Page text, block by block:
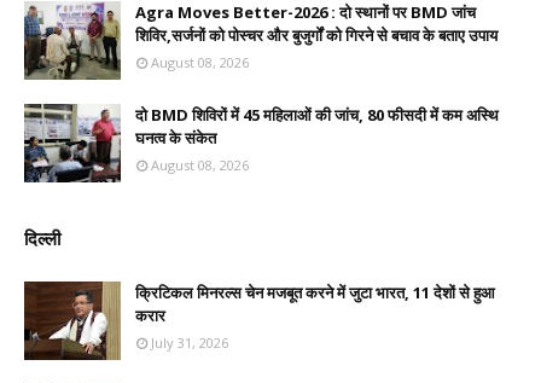
Agra Moves Better-2026 : दो स्थानों पर BMD जांच
शिविर,सर्जनों को पोस्चर और बुजुर्गों को गिरने से बचाव के बताए उपाय
August 08, 2026
दो BMD शिविरों में 45 महिलाओं की जांच, 80 फीसदी में कम अस्थि
घनत्व के संकेत
August 08, 2026
दिल्ली
क्रिटिकल मिनरल्स चेन मजबूत करने में जुटा भारत, 11 देशों से हुआ
करार
July 31, 2026